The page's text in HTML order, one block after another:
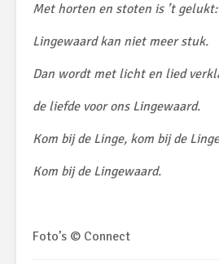
Met horten en stoten is ’t gelukt:
Lingewaard kan niet meer stuk.
Dan wordt met licht en lied
de liefde voor ons Lingewaard.
Kom bij de Linge, kom bij de
Kom bij de Lingewaard.
Foto’s © Connect